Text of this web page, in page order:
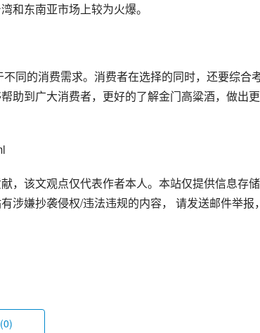
和东南亚市场上较为火爆。
助到广大消费者，更好的了解金门高粱酒，做出
，该文观点仅代表作者本人。本站仅提供信息存
涉嫌抄袭侵权/违法违规的内容， 请发送邮件举报
(0)